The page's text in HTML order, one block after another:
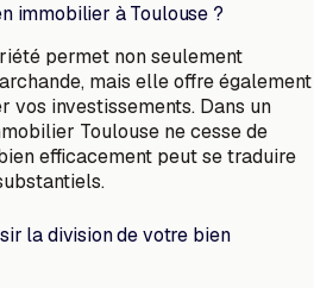
immobilier à Toulouse ?
permet non seulement
mais elle offre également
vos investissements. Dans un
Toulouse ne cesse de
efficacement peut se traduire
la division de votre bien